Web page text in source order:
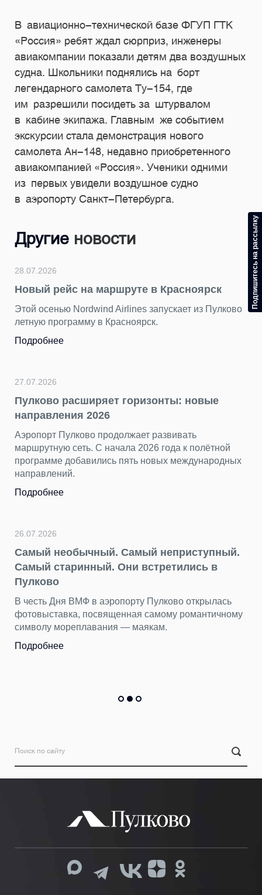
В авиационно-технической базе ФГУП ГТК
«Россия» ребят ждал сюрприз, инженеры
авиакомпании показали детям два воздушных
судна. Школьники поднялись на борт
легендарного самолета Ту-154, где
им разрешили посидеть за штурвалом
в кабине экипажа. Главным же событием
экскурсии стала демонстрация нового
самолета Ан-148, недавно приобретенного
авиакомпанией «Россия». Ученики одними
из первых увидели воздушное судно
в аэропорту Санкт-Петербурга.
Другие новости
28.07.2026
Новый рейс на маршруте в Красноярск
Этой осенью Nordwind Airlines запускает из Пулково
летную программу в Красноярск.
Подробнее
27.07.2026
Пулково расширяет горизонты: новые
направления 2026
Аэропорт Пулково продолжает развивать
маршрутную сеть. С начала 2026 года к полётной
программе добавились пять новых международных
направлений.
Подробнее
26.07.2026
Самый необычный. Самый неприступный.
Самый старинный. Они встретились в
Пулково
В честь Дня ВМФ в аэропорту Пулково открылась
фотовыставка, посвященная самому романтичному
символу мореплавания — маякам.
Подробнее
Подпишитесь на рассылку